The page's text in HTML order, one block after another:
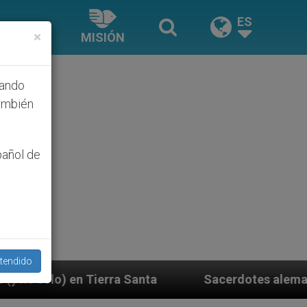
MISIÓN
ES
Sacerdotes alemanes fieles al Papa
×
de